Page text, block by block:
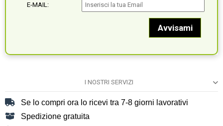
E-MAIL:
I NOSTRI SERVIZI
Se lo compri ora lo ricevi tra 7-8 giorni lavorativi
Spedizione gratuita